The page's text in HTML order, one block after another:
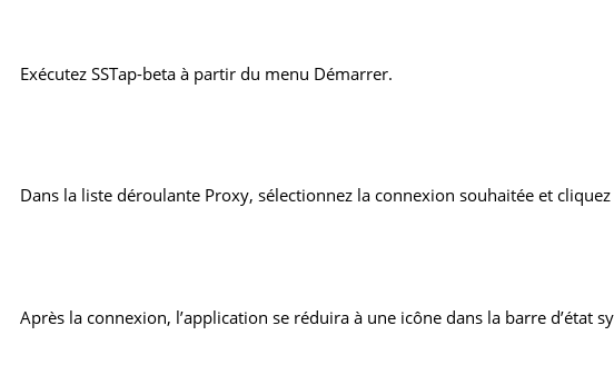
Exécutez SSTap-beta à partir du menu Démarrer.
Dans la liste déroulante Proxy, sélectionnez la connexion souhaitée et
Après la connexion, l’application se réduira à une icône dans la barre